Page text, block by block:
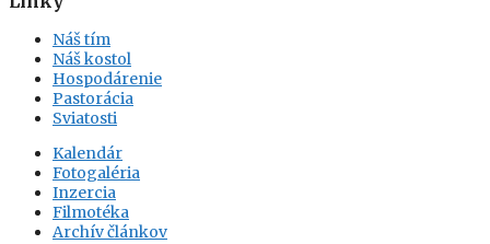
Náš tím
Náš kostol
Hospodárenie
Pastorácia
Sviatosti
Kalendár
Fotogaléria
Inzercia
Filmotéka
Archív článkov